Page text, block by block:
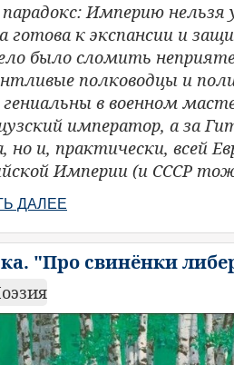
Империю
готова к экспансии и
было сломить
полководцы и
в военном
император, а за
но и, практически, всей
Империи (и СССР
ДАЛЕЕ
"Про свинёнки